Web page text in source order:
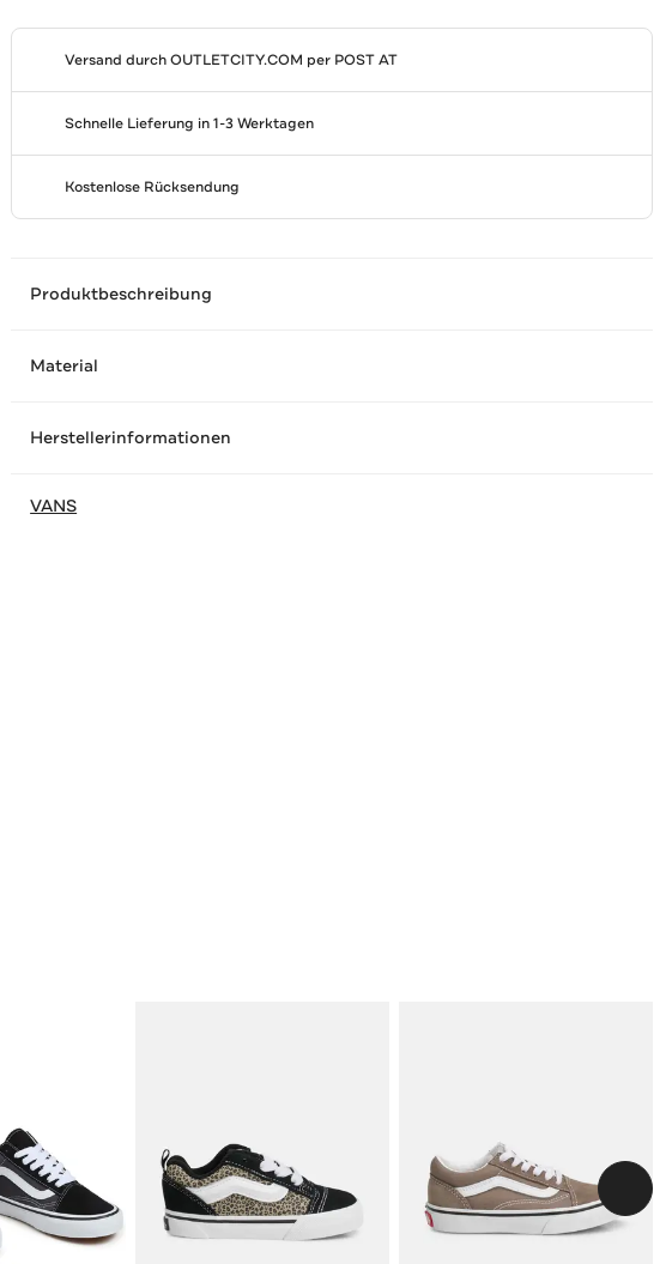
Versand durchOUTLETCITY.COM per POST AT
Schnelle Lieferung in 1-3 Werktagen
Kostenlose Rücksendung
Produktbeschreibung
Material
Herstellerinformationen
VANS